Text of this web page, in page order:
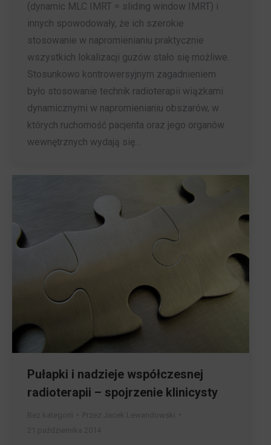
(dynamic MLC IMRT = sliding window IMRT) i
innych spowodowały, że ich szerokie
stosowanie w napromienianiu praktycznie
wszystkich lokalizacji guzów stało się możliwe.
Stosunkowo kontrowersyjnym zagadnieniem
było stosowanie technik radioterapii wiązkami
dynamicznymi w napromienianiu obszarów, w
których ruchomość pacjenta oraz jego organów
wewnętrznych wydają się…
Pułapki i nadzieje współczesnej
radioterapii – spojrzenie klinicysty